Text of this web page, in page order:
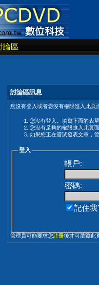
論區
討論區訊息
您沒有登入或者您沒有權限進入此頁
您沒有登入。填寫下面的表
您沒有足夠的權限進入此頁
如果您正在嘗試發表文章，
登入
帳戶:
密碼:
記住我
管理員可能要求您註冊後才可瀏覽此